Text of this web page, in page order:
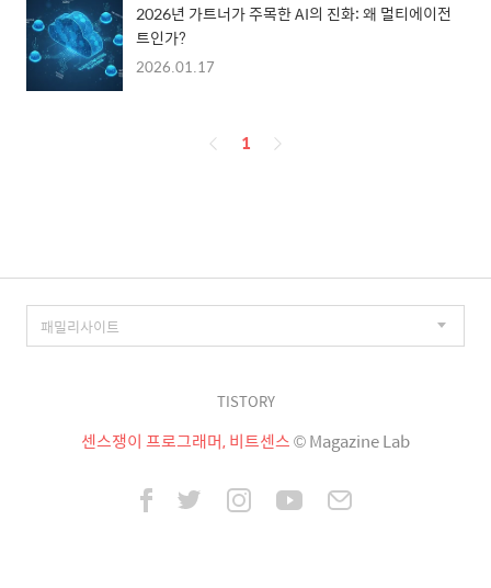
2026년 가트너가 주목한 AI의 진화: 왜 멀티에이전
트인가?
2026.01.17
페
1
TISTORY
센스쟁이 프로그래머, 비트센스© Magazine Lab